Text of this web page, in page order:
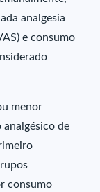
analgesia
e consumo
menor
de
consumo